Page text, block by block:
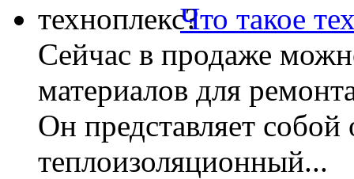
Что такое
Сейчас в продаже
материалов для
Он представляет
теплоизоляционный...